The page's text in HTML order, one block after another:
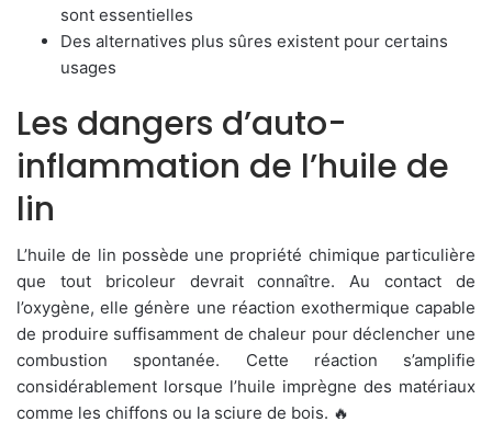
sont essentielles
Des alternatives plus sûres existent pour certains
usages
Les dangers d’auto-
inflammation de l’huile de
lin
L’huile de lin possède une propriété chimique particulière
que tout bricoleur devrait connaître. Au contact de
l’oxygène, elle génère une réaction exothermique capable
de produire suffisamment de chaleur pour déclencher une
combustion spontanée. Cette réaction s’amplifie
considérablement lorsque l’huile imprègne des matériaux
comme les chiffons ou la sciure de bois. 🔥